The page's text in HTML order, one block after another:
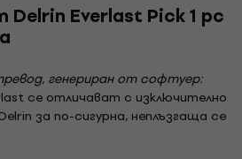
Delrin Everlast Pick 1 pc
генериран от софтуер:
се отличават с изключително
за по-сигурна, неплъзгаща се